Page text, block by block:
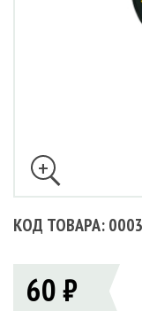
КОД ТОВАРА:
60 ₽